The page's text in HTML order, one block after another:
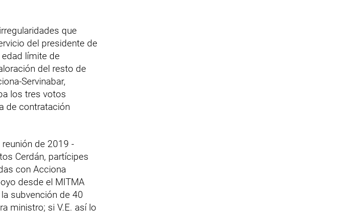
que
del presidente de
límite de
del resto de
Servinabar,
los tres votos
de contratación
de 2019 -
Cerdán, partícipes
con Acciona
desde el MITMA
subvención de 40
ministro; si V.E. así lo